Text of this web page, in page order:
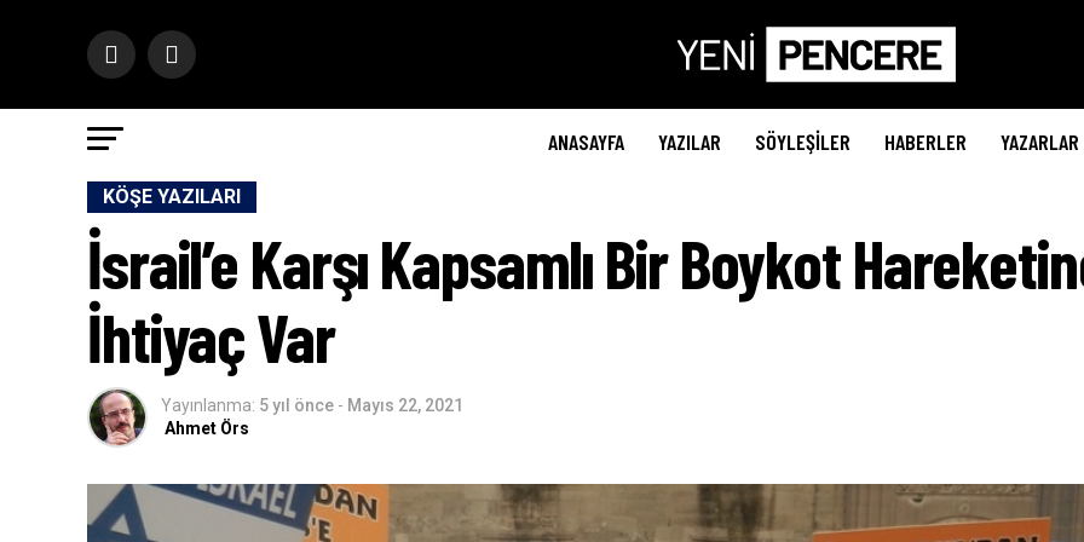
ANASAYFA YAZILAR SÖYLEŞILER HABERLER YAZARLAR
KÖŞE YAZILARI
İsrail’e Karşı Kapsamlı Bir Boykot
İhtiyaç Var
Yayınlanma: 5 yıl önce - Mayıs 22, 2021
Ahmet Örs